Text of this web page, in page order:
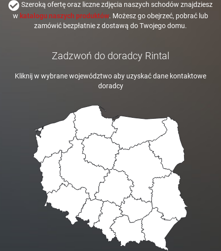
Szeroką ofertę oraz liczne zdjęcia naszych schodów znajdziesz
w katalogu naszych produktów. Możesz go obejrzeć, pobrać lub
zamówić bezpłatnie z dostawą do Twojego domu.
Zadzwoń do doradcy Rintal
Kliknij w wybrane województwo aby uzyskać dane kontaktowe
doradcy